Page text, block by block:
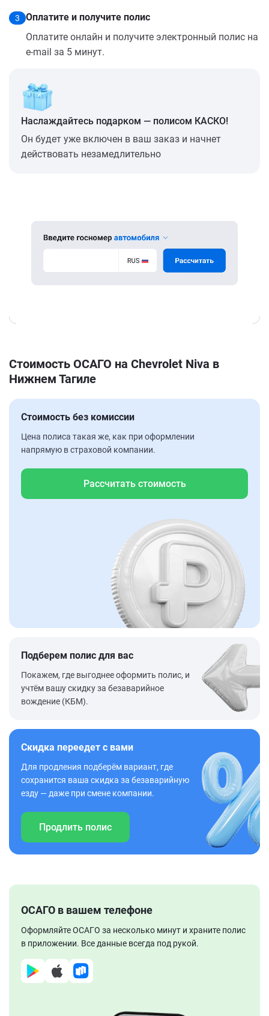
3
Оплатите и получите полис
Оплатите онлайн и получите электронный полис на
e-mail за 5 минут.
Наслаждайтесь подарком — полисом КАСКО!
Он будет уже включен в ваш заказ и начнет
действовать незамедлительно
Стоимость ОСАГО на Chevrolet Niva в
Нижнем Тагиле
Стоимость без комиссии
Цена полиса такая же, как при оформлении
напрямую в страховой компании.
Рассчитать стоимость
Подберем полис для вас
Покажем, где выгоднее оформить полис, и
учтём вашу скидку за безаварийное
вождение (КБМ).
Скидка переедет с вами
Для продления подберём вариант, где
сохранится ваша скидка за безаварийную
езду — даже при смене компании.
Продлить полис
ОСАГО в вашем телефоне
Оформляйте ОСАГО за несколько минут и храните полис
в приложении. Все данные всегда под рукой.